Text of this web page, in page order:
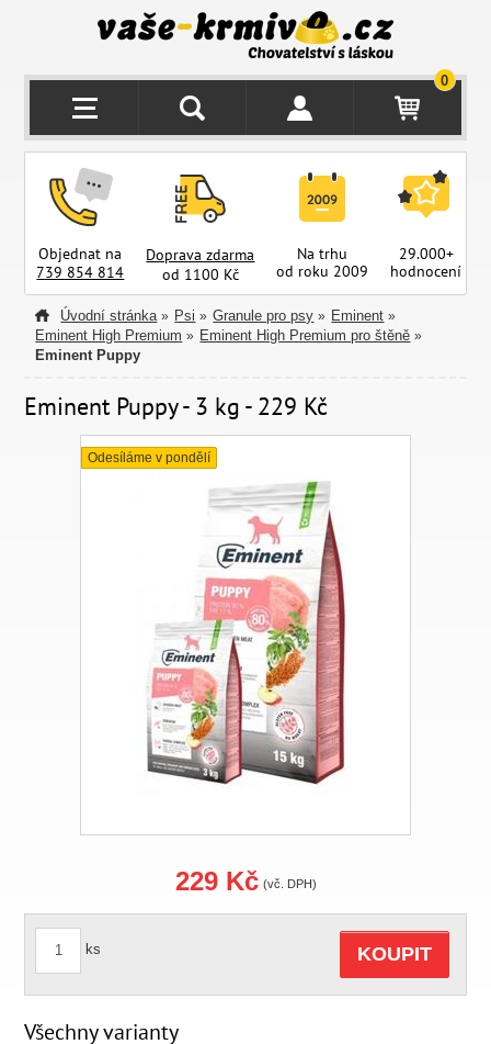
0
Objednat na
739 854 814
Doprava zdarma
od 1100 Kč
Na trhu
od roku 2009
29.000+
hodnocení
Úvodní stránka » Psi » Granule pro psy » Eminent »
Eminent High Premium » Eminent High Premium pro štěně »
Eminent Puppy
Eminent Puppy - 3 kg - 229 Kč
Odesíláme v pondělí
229 Kč (vč. DPH)
ks KOUPIT
Všechny varianty